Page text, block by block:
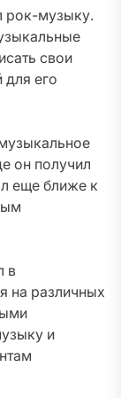
рок-музыку.
свои
для его
он получил
еще ближе к
в
на различных
и